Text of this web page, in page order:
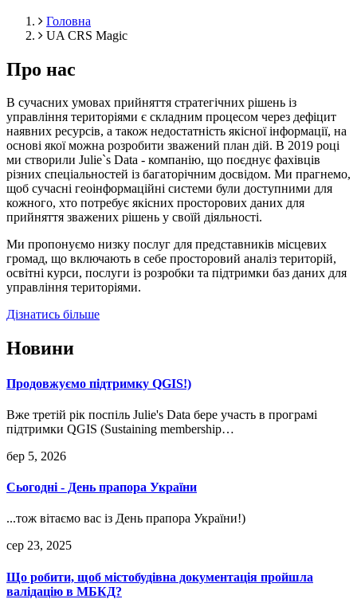
Головна
UA CRS Magic
Про нас
В сучасних умовах прийняття стратегічних рішень із
управління територіями є складним процесом через дефіцит
наявних ресурсів, а також недостатність якісної інформації, на
основі якої можна розробити зважений план дій. В 2019 році
ми створили Julie`s Data - компанію, що поєднує фахівців
різних спеціальностей із багаторічним досвідом. Ми прагнемо,
щоб сучасні геоінформаційні системи були доступними для
кожного, хто потребує якісних просторових даних для
прийняття зважених рішень у своїй діяльності.
Ми пропонуємо низку послуг для представників місцевих
громад, що включають в себе просторовий аналіз територій,
освітні курси, послуги із розробки та підтримки баз даних для
управління територіями.
Дізнатись більше
Новини
Продовжуємо підтримку QGIS!)
Вже третій рік поспіль Julie's Data бере участь в програмі
підтримки QGIS (Sustaining membership…
бер 5, 2026
Сьогодні - День прапора України
...тож вітаємо вас із День прапора України!)
сер 23, 2025
Що робити, щоб містобудівна документація пройшла
валідацію в МБКД?